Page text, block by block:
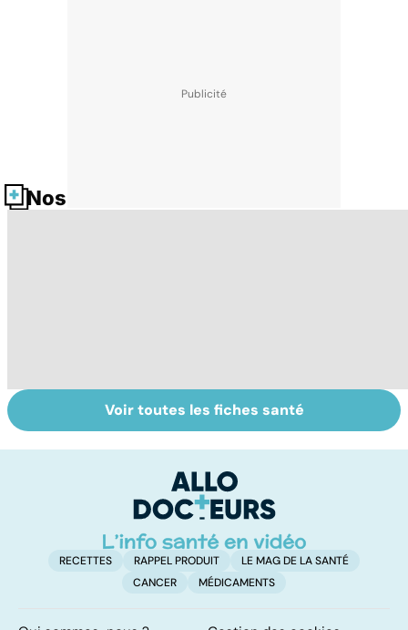
Nos fiches santé
Comprendre les
myopathies
Tout savoir sur
les infections
Voir toutes les fiches santé
RECETTES RAPPEL PRODUIT
LE MAG DE LA SANTÉ
CANCER
MÉDICAMENTS